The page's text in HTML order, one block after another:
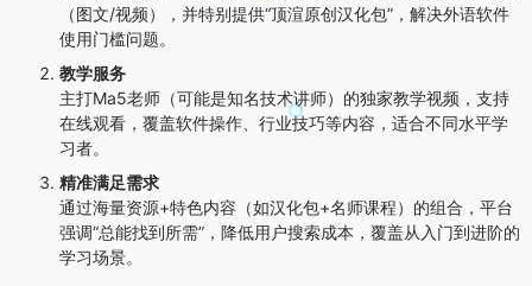
（图文/视频），并特别提供“顶渲原创汉化包”，解决外语软件
使用门槛问题。
教学服务
主打Ma5老师（可能是知名技术讲师）的独家教学视频，支持
在线观看，覆盖软件操作、行业技巧等内容，适合不同水平学
习者。
精准满足需求
通过海量资源+特色内容（如汉化包+名师课程）的组合，平台
强调“总能找到所需”，降低用户搜索成本，覆盖从入门到进阶的
学习场景。